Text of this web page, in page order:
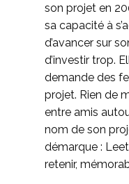
son projet en
sa capacité à
d’avancer sur
d’investir trop.
demande des
projet. Rien de
entre amis
nom de son
démarque :
retenir,